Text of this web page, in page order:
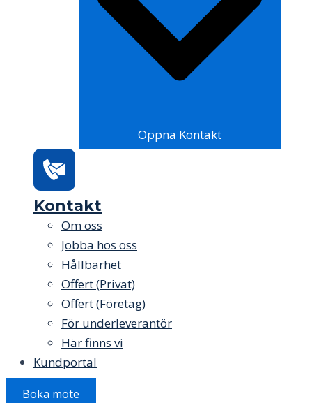
Öppna Kontakt
Kontakt
Om oss
Jobba hos oss
Hållbarhet
Offert (Privat)
Offert (Företag)
För underleverantör
Här finns vi
Kundportal
Boka möte